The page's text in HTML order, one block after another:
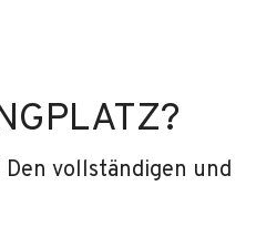
vollständigen und